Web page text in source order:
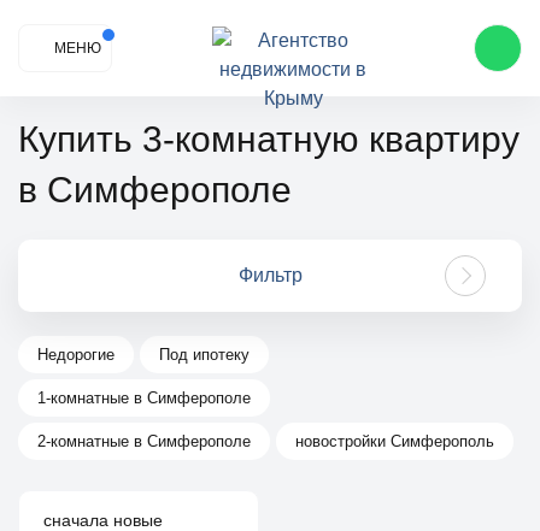
МЕНЮ
Купить 3-комнатную квартиру
в Симферополе
Фильтр
Недорогие Под ипотеку
1-комнатные в Симферополе
2-комнатные в Симферополе новостройки Симферополь
сначала новые